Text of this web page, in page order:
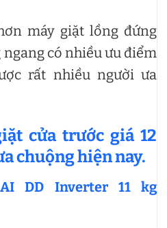
máy giặt lồng đứng
có nhiều ưu điểm
rất nhiều người ưa
cửa trước giá 12
chuộng hiện nay.
DD Inverter 11 kg